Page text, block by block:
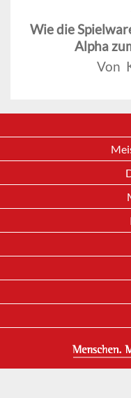
Wie die
Alpha
Von